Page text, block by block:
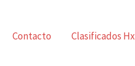
Contacto Clasificados Hx